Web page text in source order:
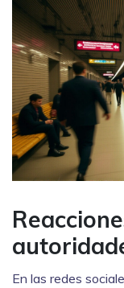
En las redes